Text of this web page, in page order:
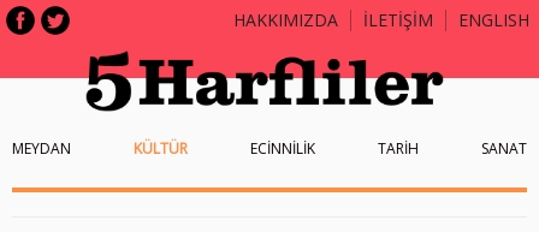
HAKKIMIZDA İLETİŞİM ENGLISH
MEYDAN KÜLTÜR ECİNNİLİK TARİH SANAT